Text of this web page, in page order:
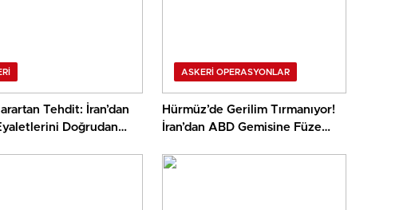
Tehdit: İran’dan
Doğrudan
ASKERI OPERASYONLAR
Hürmüz’de Gerilim Tırmanıyor!
İran’dan ABD Gemisine Füze